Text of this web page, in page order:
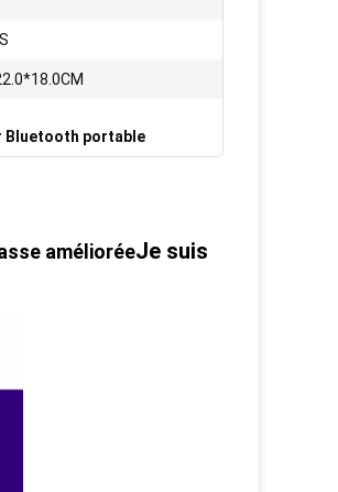
Bluetooth portable
amélioréeJe suis